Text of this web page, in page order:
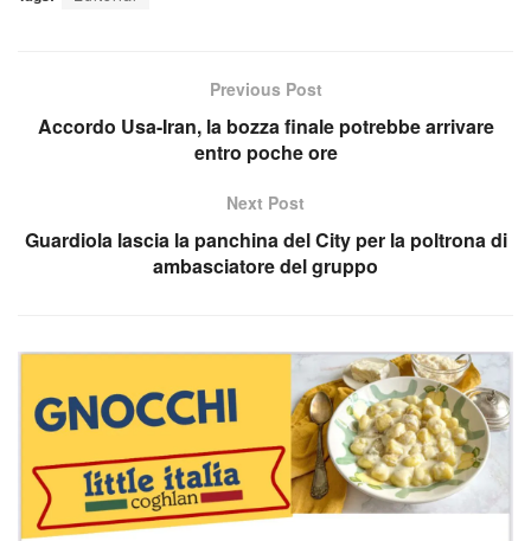
Previous Post
Accordo Usa-Iran, la bozza finale potrebbe arrivare
entro poche ore
Next Post
Guardiola lascia la panchina del City per la poltrona di
ambasciatore del gruppo